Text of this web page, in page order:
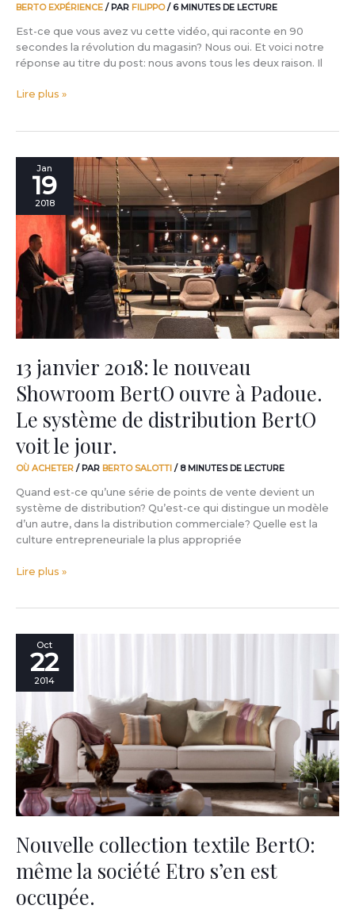
BERTO EXPÉRIENCE / PAR FILIPPO/ 6 MINUTES DE LECTURE
Est-ce que vous avez vu cette vidéo, qui raconte en 90
secondes la révolution du magasin? Nous oui. Et voici notre
réponse au titre du post: nous avons tous les deux raison. Il
pour
former
un
Qui
Lire plus »
Jan
19
2018
13 janvier 2018: le nouveau
Showroom BertO ouvre à Padoue.
Le système de distribution BertO
voit le jour.
OÙ ACHETER / PAR BERTO SALOTTI / 8 MINUTES DE LECTURE
Quand est-ce qu’une série de points de vente devient un
système de distribution? Qu’est-ce qui distingue un modèle
d’un autre, dans la distribution commerciale? Quelle est la
culture entrepreneuriale la plus appropriée
janvier
2018:
nouveau
Showroom
BertO
ouvre
à
Padoue.
Le
système
distribution
BertO
voit
le
Lire plus »
Oct
22
2014
Nouvelle collection textile BertO:
même la société Etro s’en est
occupée.
Nouvelle
collection
textile
la
société
Etro
s’en
occupée.